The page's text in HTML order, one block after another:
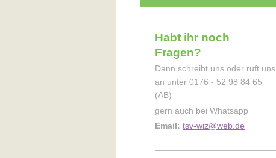
Habt ihr noch
Fragen?
Dann schreibt uns oder ruft uns
an unter 0176 - 52 98 84 65
(AB)
gern auch bei Whatsapp
Email: tsv-wiz@web.de